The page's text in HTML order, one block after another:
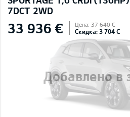
7DCT 2WD
Добавлено в
33 936 € Цена: 37 640 €
Скидка: 3 704 €